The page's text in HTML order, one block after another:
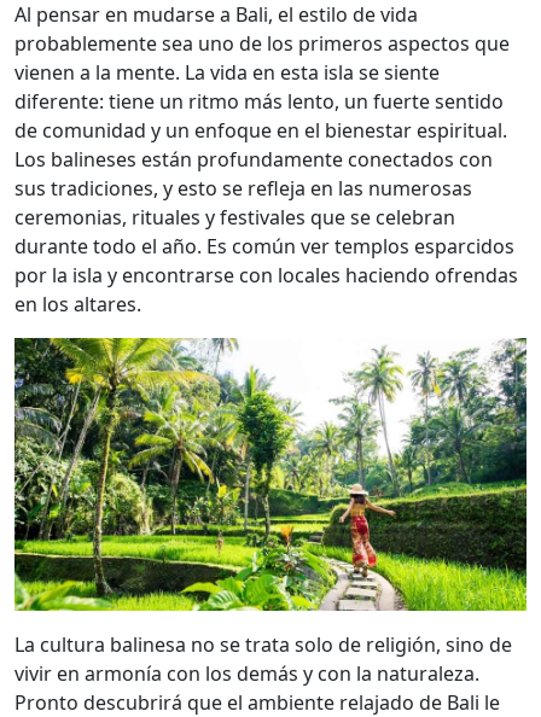
Al pensar en mudarse a Bali, el estilo de vida
probablemente sea uno de los primeros aspectos que
vienen a la mente. La vida en esta isla se siente
diferente: tiene un ritmo más lento, un fuerte sentido
de comunidad y un enfoque en el bienestar espiritual.
Los balineses están profundamente conectados con
sus tradiciones, y esto se refleja en las numerosas
ceremonias, rituales y festivales que se celebran
durante todo el año. Es común ver templos esparcidos
por la isla y encontrarse con locales haciendo ofrendas
en los altares.
La cultura balinesa no se trata solo de religión, sino de
vivir en armonía con los demás y con la naturaleza.
Pronto descubrirá que el ambiente relajado de Bali le